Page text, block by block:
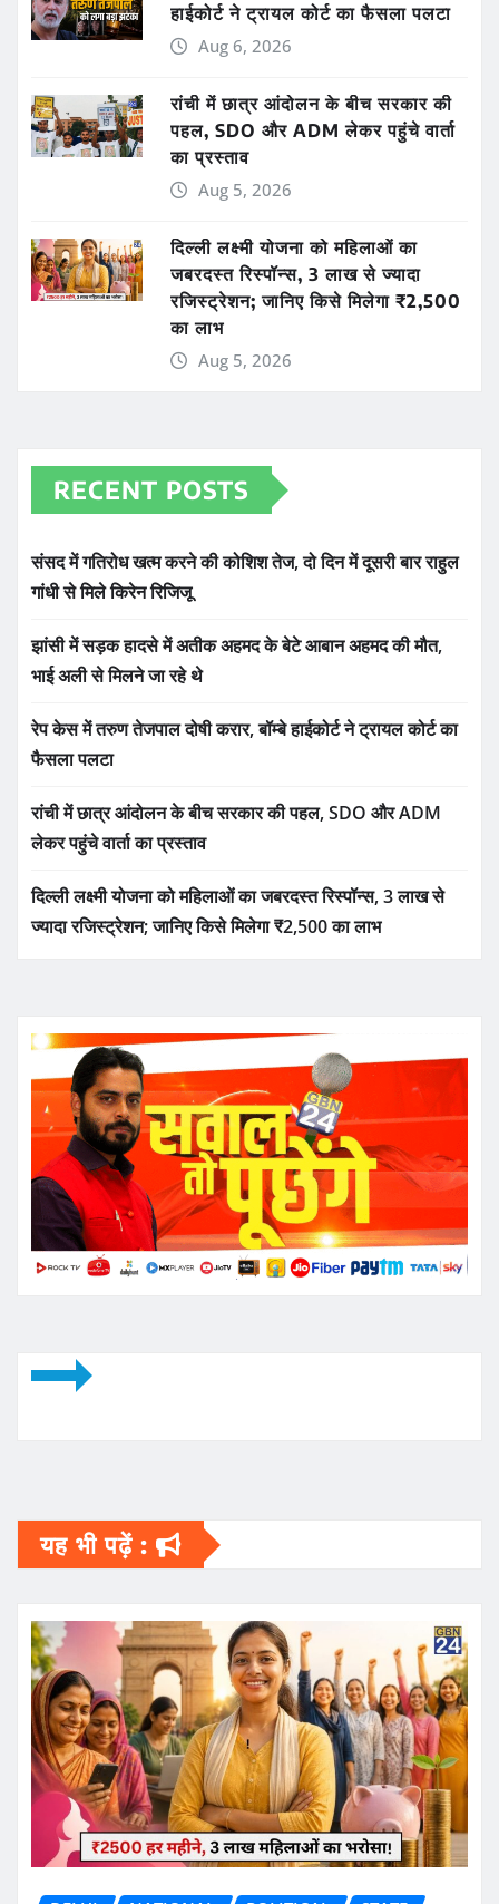
हाईकोर्ट ने ट्रायल कोर्ट का फैसला पलटा
Aug 6, 2026
रांची में छात्र आंदोलन के बीच सरकार की
पहल, SDO और ADM लेकर पहुंचे वार्ता
का प्रस्ताव
Aug 5, 2026
दिल्ली लक्ष्मी योजना को महिलाओं का
जबरदस्त रिस्पॉन्स, 3 लाख से ज्यादा
रजिस्ट्रेशन; जानिए किसे मिलेगा ₹2,500
का लाभ
Aug 5, 2026
RECENT POSTS
संसद में गतिरोध खत्म करने की कोशिश तेज, दो दिन में दूसरी बार राहुल
गांधी से मिले किरेन रिजिजू
झांसी में सड़क हादसे में अतीक अहमद के बेटे आबान अहमद की मौत,
भाई अली से मिलने जा रहे थे
रेप केस में तरुण तेजपाल दोषी करार, बॉम्बे हाईकोर्ट ने ट्रायल कोर्ट का
फैसला पलटा
रांची में छात्र आंदोलन के बीच सरकार की पहल, SDO और ADM
लेकर पहुंचे वार्ता का प्रस्ताव
दिल्ली लक्ष्मी योजना को महिलाओं का जबरदस्त रिस्पॉन्स, 3 लाख से
ज्यादा रजिस्ट्रेशन; जानिए किसे मिलेगा ₹2,500 का लाभ
यह भी पढ़ें :